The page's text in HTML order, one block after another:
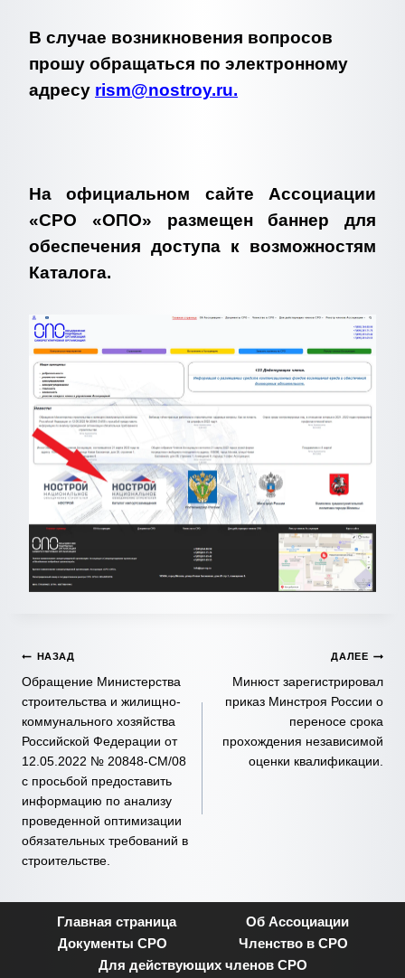
В случае возникновения вопросов
прошу обращаться по электронному
адресу rism@nostroy.ru.
На официальном сайте Ассоциации
«СРО «ОПО» размещен баннер для
обеспечения доступа к возможностям
Каталога.
Навигация
по
записям
НАЗАД
Обращение Министерства
строительства и жилищно-
коммунального хозяйства
Российской Федерации от
12.05.2022 № 20848-СМ/08
с просьбой предоставить
информацию по анализу
проведенной оптимизации
обязательных требований в
строительстве.
ДАЛЕЕ
Минюст зарегистрировал
приказ Минстроя России о
переносе срока
прохождения независимой
оценки квалификации.
Главная страница
Об Ассоциации
Документы СРО
Членство в СРО
Для действующих членов СРО